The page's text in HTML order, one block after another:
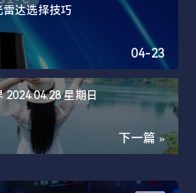
达选择技巧
04-23
星期日
下一篇 »